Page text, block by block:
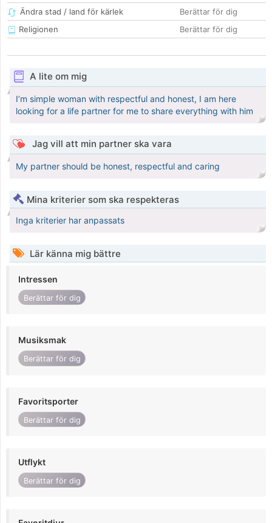
Ändra stad / land för kärlek
Berättar för dig
Religionen
Berättar för dig
A lite om mig
I’m simple woman with respectful and honest, I am here
looking for a life partner for me to share everything with him
Jag vill att min partner ska vara
My partner should be honest, respectful and caring
Mina kriterier som ska respekteras
Inga kriterier har anpassats
Lär känna mig bättre
Intressen
Berättar för dig
Musiksmak
Berättar för dig
Favoritsporter
Berättar för dig
Utflykt
Berättar för dig